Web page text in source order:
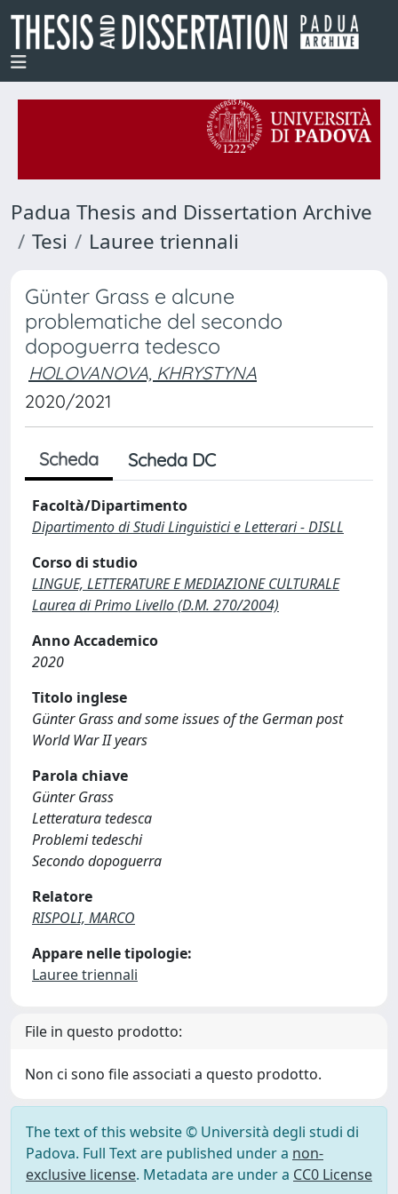
Padua Thesis and Dissertation Archive
Tesi
Lauree triennali
Günter Grass e alcune
problematiche del secondo
dopoguerra tedesco
HOLOVANOVA, KHRYSTYNA
2020/2021
Scheda Scheda DC
Facoltà/Dipartimento
Dipartimento di Studi Linguistici e Letterari - DISLL
Corso di studio
LINGUE, LETTERATURE E MEDIAZIONE CULTURALE
Laurea di Primo Livello (D.M. 270/2004)
Anno Accademico
2020
Titolo inglese
Günter Grass and some issues of the German post
World War II years
Parola chiave
Günter Grass
Letteratura tedesca
Problemi tedeschi
Secondo dopoguerra
Relatore
RISPOLI, MARCO
Appare nelle tipologie:
Lauree triennali
File in questo prodotto:
Non ci sono file associati a questo prodotto.
The text of this website © Università degli studi di
Padova. Full Text are published under a non-
exclusive license. Metadata are under a CC0 License